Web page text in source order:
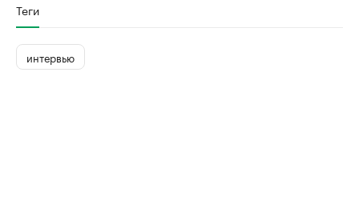
Теги
интервью